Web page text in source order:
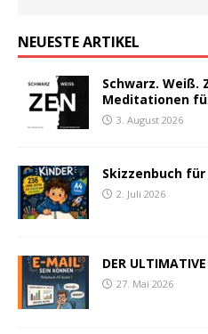
NEUESTE ARTIKEL
Schwarz. Weiß.
Meditationen
3. August 2026
Skizzenbuch
2. Juli 2026
DER
27. Mai 2026